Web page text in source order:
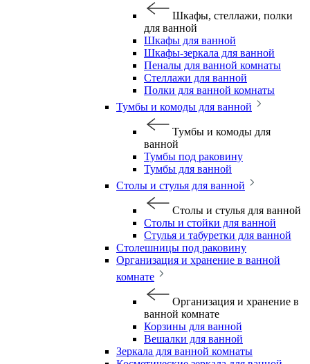
Шкафы, стеллажи, полки
для ванной
Шкафы для ванной
Шкафы-зеркала для ванной
Пеналы для ванной комнаты
Стеллажи для ванной
Полки для ванной комнаты
Тумбы и комоды для ванной
Тумбы и комоды для
ванной
Тумбы под раковину
Тумбы для ванной
Столы и стулья для ванной
Столы и стулья для ванной
Столы и стойки для ванной
Стулья и табуретки для ванной
Столешницы под раковину
Организация и хранение в ванной
комнате
Организация и хранение в
ванной комнате
Корзины для ванной
Вешалки для ванной
Зеркала для ванной комнаты